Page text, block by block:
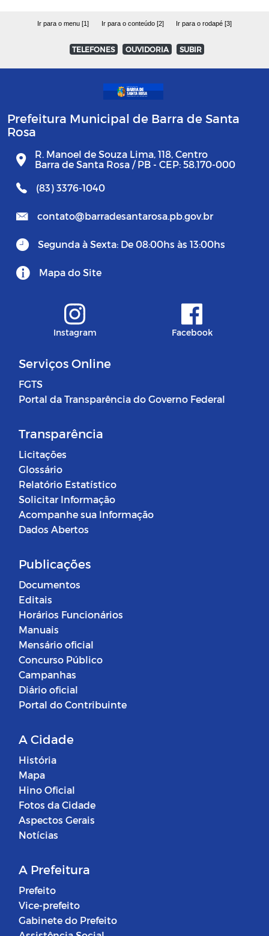
Ir para o menu [1] Ir para o conteúdo [2] Ir para o rodapé [3]
TELEFONES OUVIDORIA SUBIR
Prefeitura Municipal de Barra de Santa
Rosa
R. Manoel de Souza Lima, 118, Centro
Barra de Santa Rosa / PB - CEP: 58.170-000
(83) 3376-1040
contato@barradesantarosa.pb.gov.br
Segunda à Sexta: De 08:00hs às 13:00hs
Mapa do Site
Instagram Facebook
Serviços Online
FGTS
Portal da Transparência do Governo Federal
Transparência
Licitações
Glossário
Relatório Estatístico
Solicitar Informação
Acompanhe sua Informação
Dados Abertos
Publicações
Documentos
Editais
Horários Funcionários
Manuais
Mensário oficial
Concurso Público
Campanhas
Diário oficial
Portal do Contribuinte
A Cidade
História
Mapa
Hino Oficial
Fotos da Cidade
Aspectos Gerais
Notícias
A Prefeitura
Prefeito
Vice-prefeito
Gabinete do Prefeito